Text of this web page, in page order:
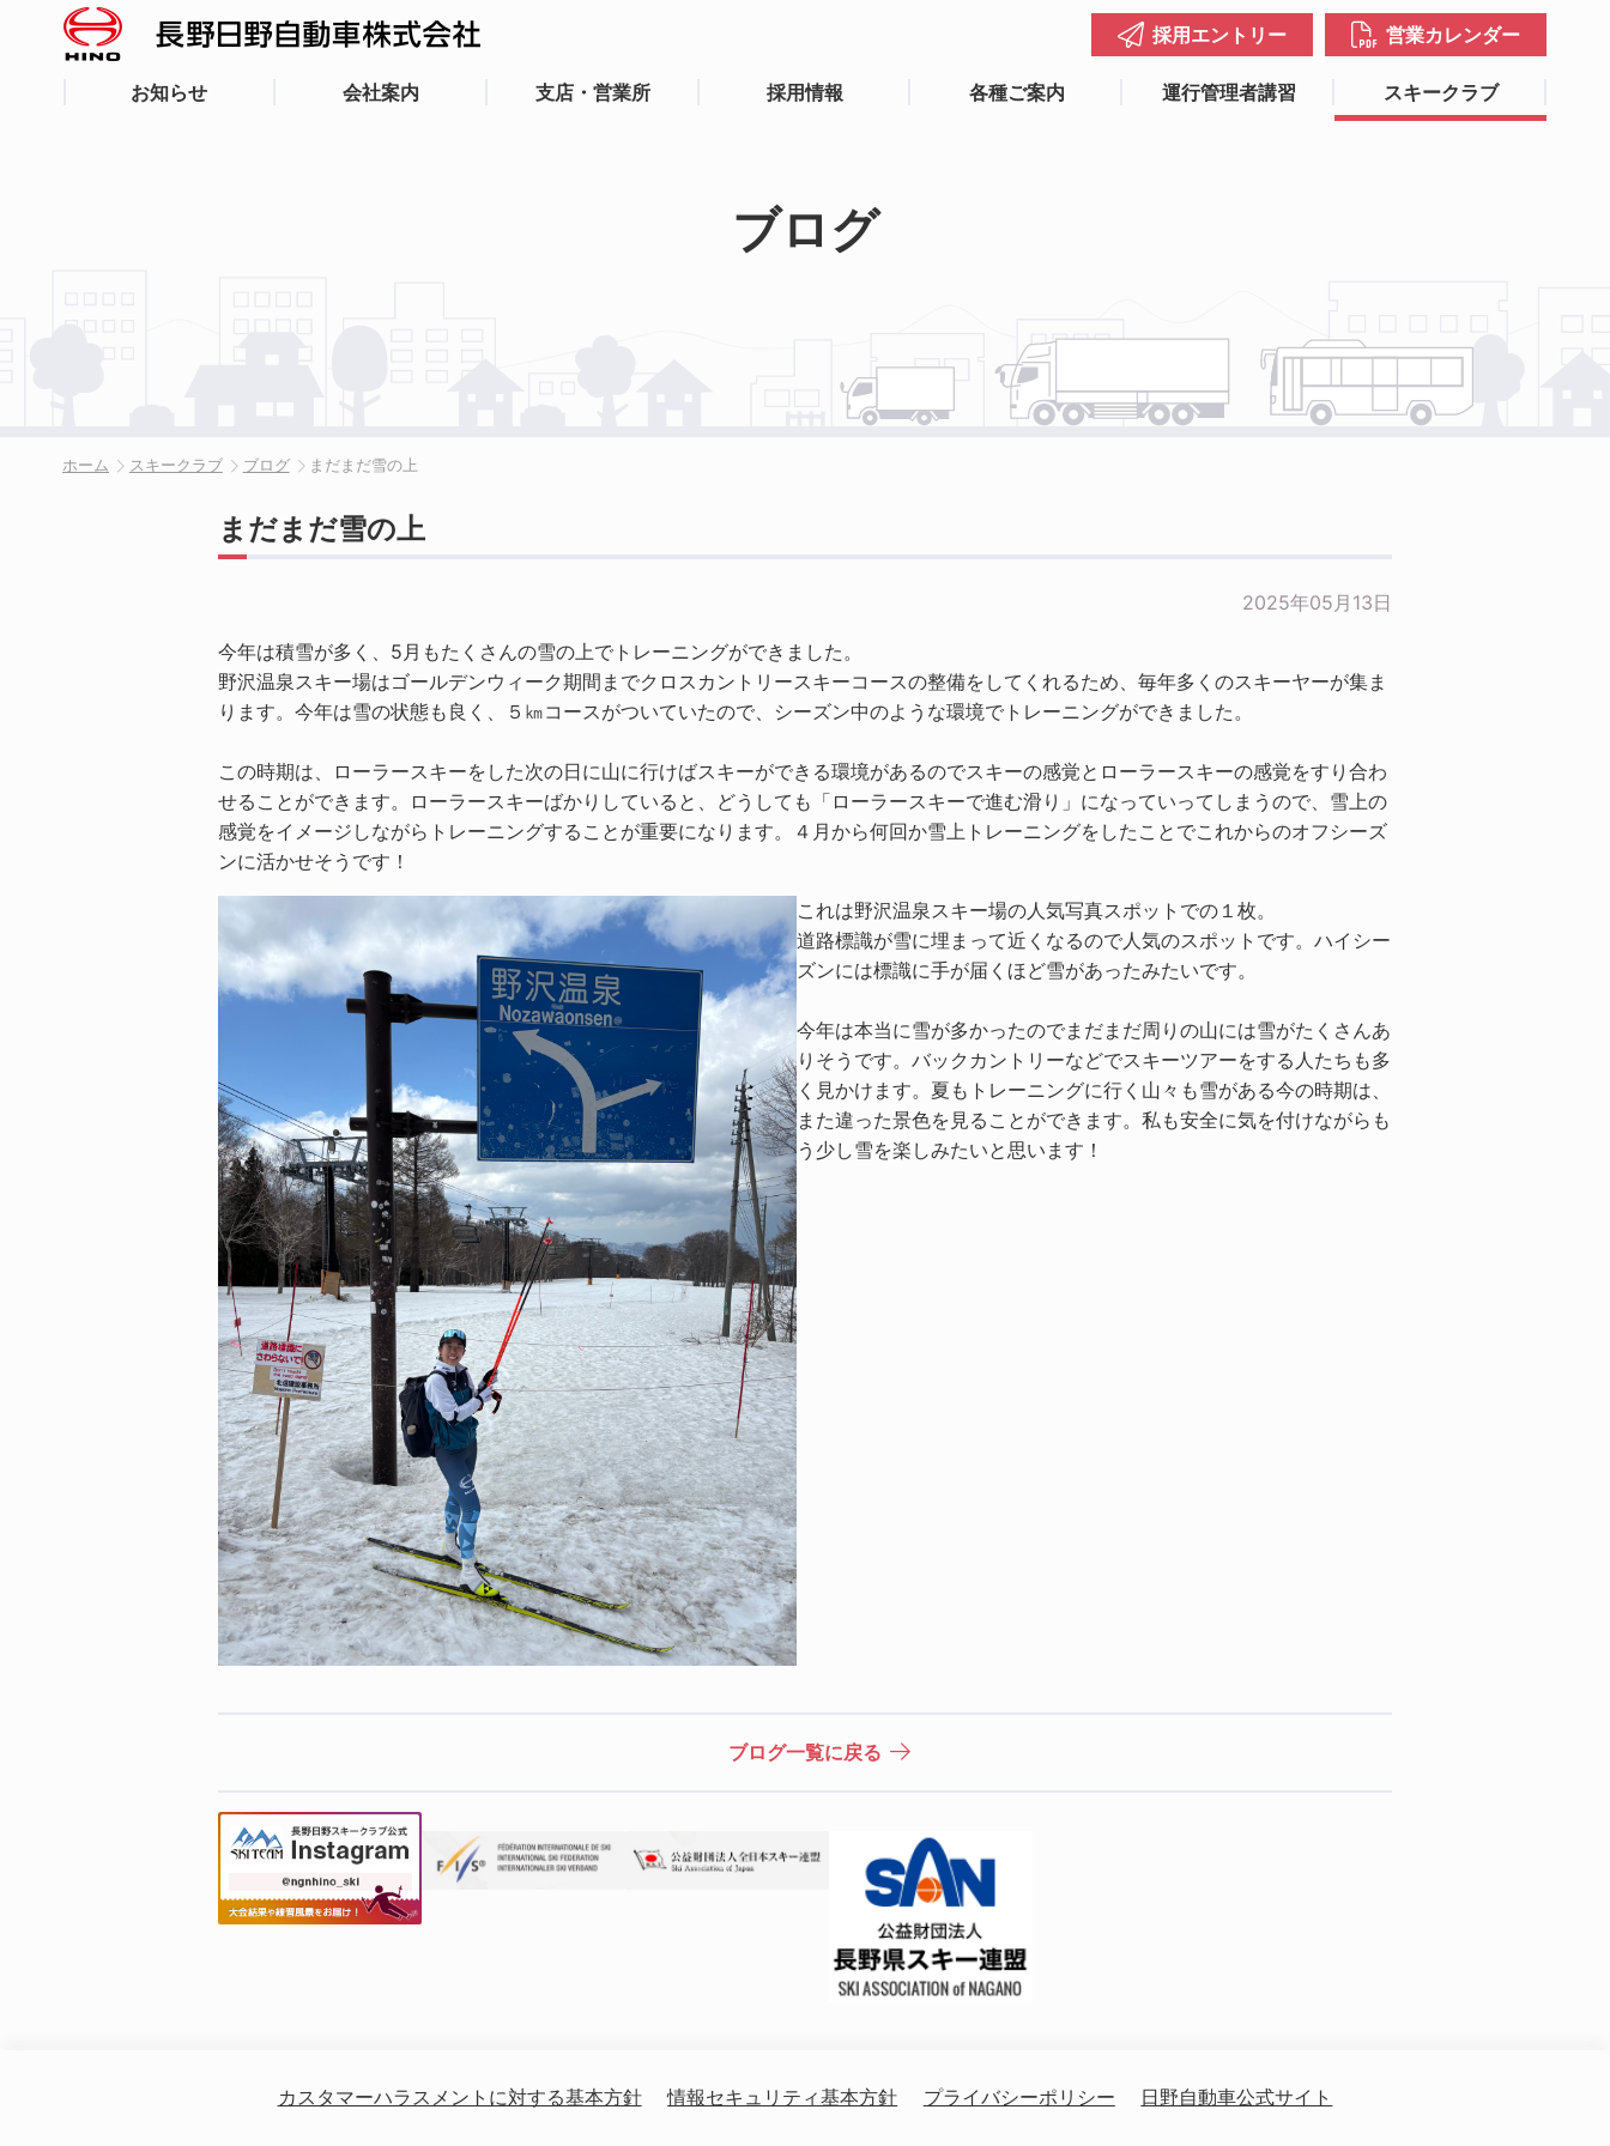
お知らせ 会社案内 支店・営業所 採用情報 各種ご案内 運行管理者講習 スキークラブ
採用エントリー 営業カレンダー
ブログ
ホーム スキークラブ ブログ まだまだ雪の上
まだまだ雪の上
2025年05月13日
今年は積雪が多く、5月もたくさんの雪の上でトレーニングができました。
野沢温泉スキー場はゴールデンウィーク期間までクロスカントリースキーコースの整備をしてくれるため、毎年多くのスキーヤーが集ま
ります。今年は雪の状態も良く、５㎞コースがついていたので、シーズン中のような環境でトレーニングができました。
この時期は、ローラースキーをした次の日に山に行けばスキーができる環境があるのでスキーの感覚とローラースキーの感覚をすり合わ
せることができます。ローラースキーばかりしていると、どうしても「ローラースキーで進む滑り」になっていってしまうので、雪上の
感覚をイメージしながらトレーニングすることが重要になります。４月から何回か雪上トレーニングをしたことでこれからのオフシーズ
ンに活かせそうです！
これは野沢温泉スキー場の人気写真スポットでの１枚。
道路標識が雪に埋まって近くなるので人気のスポットです。ハイシー
ズンには標識に手が届くほど雪があったみたいです。
今年は本当に雪が多かったのでまだまだ周りの山には雪がたくさんあ
りそうです。バックカントリーなどでスキーツアーをする人たちも多
く見かけます。夏もトレーニングに行く山々も雪がある今の時期は、
また違った景色を見ることができます。私も安全に気を付けながらも
う少し雪を楽しみたいと思います！
ブログ一覧に戻る
カスタマーハラスメントに対する基本方針 情報セキュリティ基本方針 プライバシーポリシー 日野自動車公式サイト